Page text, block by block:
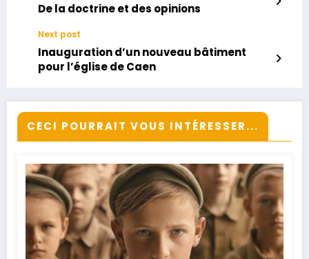
De la doctrine et des opinions
Next post
Inauguration d’un nouveau bâtiment
pour l’église de Caen
CECI POURRAIT VOUS INTÉRESSER...